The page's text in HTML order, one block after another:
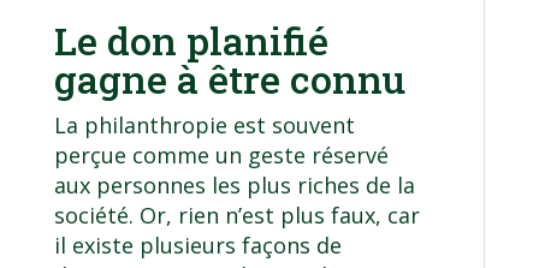
Le don planifié
gagne à être connu
La philanthropie est souvent
perçue comme un geste réservé
aux personnes les plus riches de la
société. Or, rien n’est plus faux, car
il existe plusieurs façons de